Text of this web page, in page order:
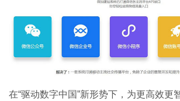
在“驱动数字中国”新形势下，为更高效更